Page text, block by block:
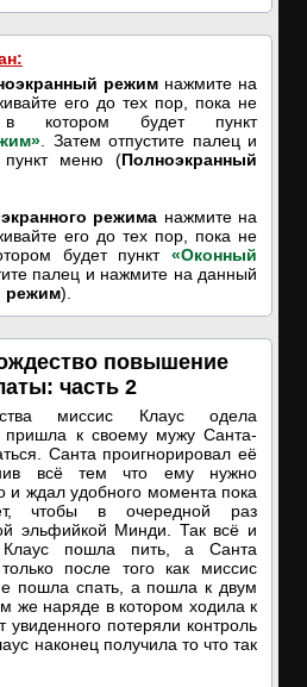
режим нажмите на
его до тех пор, пока не
котором будет пункт
. Затем отпустите палец и
меню (Полноэкранный
режима нажмите на
его до тех пор, пока не
будет пункт «Оконный
палец и нажмите на данный
режим).
повышение
часть 2
миссис Клаус одела
пришла к своему мужу Санта-
Санта проигнорировал её
всё тем что ему нужно
и ждал удобного момента пока
чтобы в очередной раз
эльфийкой Минди. Так всё и
Клаус пошла пить, а Санта
после того как миссис
пошла спать, а пошла к двум
же наряде в котором ходила к
потеряли контроль
наконец получила то что так